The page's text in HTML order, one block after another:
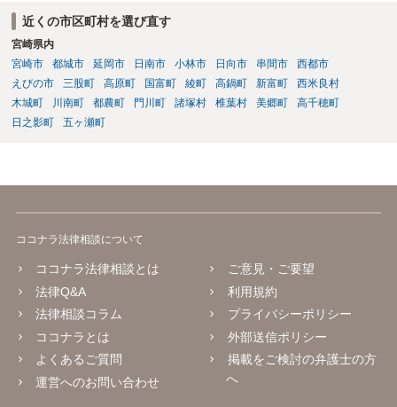
り、示談をまとめられる可能性が高くなる傾向は否定できないように
思われます。
近くの市区町村を選び直す
宮崎県内
宮崎市
都城市 延岡市 日南市 小林市 日向市 串間市
西都市
えびの市
三股町 高原町 国富町 綾町 高鍋町 新富町
西米良村
木城町
川南町 都農町 門川町 諸塚村 椎葉村 美郷町
高千穂町
日之影町
五ヶ瀬町
ココナラ法律相談について
ココナラ法律相談とは
法律Q&A
法律相談コラム
ココナラとは
よくあるご質問
運営へのお問い合わせ
ご意見・ご要望
利用規約
プライバシーポリシー
外部送信ポリシー
掲載をご検討の弁護士の方
へ